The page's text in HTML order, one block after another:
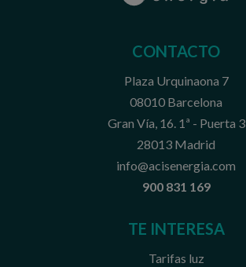
CONTACTO
Plaza Urquinaona 7
08010 Barcelona
Gran Vía, 16. 1ª - Puerta 3
28013 Madrid
info@acisenergia.com
900 831 169
TE INTERESA
Tarifas luz